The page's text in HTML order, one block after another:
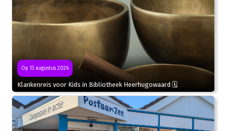
Op 13 augustus 2026
Klankenreis voor Kids in Bibliotheek Heerhugowaard 🗓